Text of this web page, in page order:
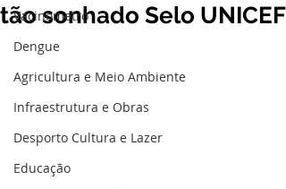
Vacinômetro
Dengue
Agricultura e Meio Ambiente
Infraestrutura e Obras
Desporto Cultura e Lazer
Educação
tão sonhado Selo UNICEF